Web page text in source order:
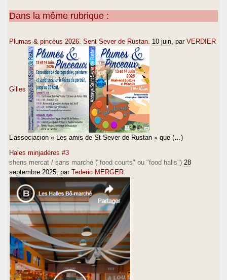
Dans la même rubrique :
Plumas & pincèus 2026. Sent Sever de Rustan. 10 juin , par VERDIER
Gilles
L’associacion « Les amis de St Sever de Rustan » que (…)
Hales minjadéres #3
shens mercat / sans marché ("food courts" ou "food halls") 28
septembre 2025 , par Tederic MERGER